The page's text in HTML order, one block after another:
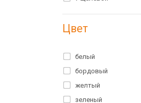
Азарово
Алексин ТСМ
Белые столбы
Богородск
Болохово
Цвет
белый
бордовый
желтый
зеленый